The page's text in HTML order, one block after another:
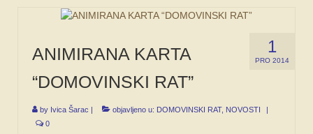
1
PRO 2014
ANIMIRANA KARTA
“DOMOVINSKI RAT”
by Ivica Šarac objavljeno u: DOMOVINSKI RAT, NOVOSTI
0